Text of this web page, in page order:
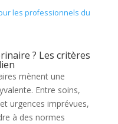
les professionnels du
? Les critères
mènent une
Entre soins,
urgences imprévues,
à des normes